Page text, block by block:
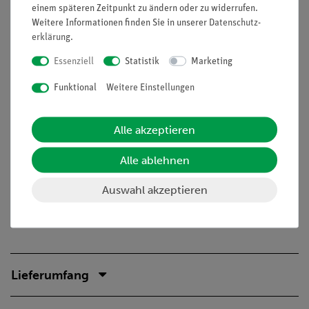
minimale Vorbereitungszeit
Aufgaben
Erzeuge Töne verschiedener Frequenz mit der Software
Frequenz (untere Hörgrenze). Bestimme die höchste, für dich
Lernziele
Untere Hörgrenze
Lieferumfang
einem späteren Zeitpunkt zu ändern oder zu widerrufen.
Weitere Informationen finden Sie in unserer Daten­schutz­
erklärung.
Essenziell Statistik Marketing
Funktional Weitere Einstellungen
Alle akzeptieren
Alle ablehnen
Auswahl akzeptieren